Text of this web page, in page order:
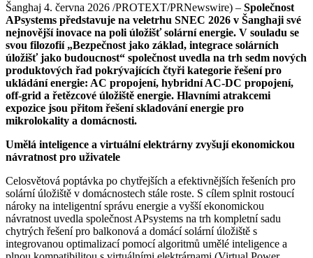
Šanghaj 4. června 2026 /PROTEXT/PRNewswire) – Společnost
APsystems představuje na veletrhu SNEC 2026 v Šanghaji své
nejnovější inovace na poli úložišť solární energie. V souladu se
svou filozofií „Bezpečnost jako základ, integrace solárních
úložišť jako budoucnost“ společnost uvedla na trh sedm nových
produktových řad pokrývajících čtyři kategorie řešení pro
ukládání energie: AC propojení, hybridní AC-DC propojení,
off-grid a řetězcové úložiště energie. Hlavními atrakcemi
expozice jsou přitom řešení skladování energie pro
mikrolokality a domácnosti.
Umělá inteligence a virtuální elektrárny zvyšují ekonomickou
návratnost pro uživatele
Celosvětová poptávka po chytřejších a efektivnějších řešeních pro
solární úložiště v domácnostech stále roste. S cílem splnit rostoucí
nároky na inteligentní správu energie a vyšší ekonomickou
návratnost uvedla společnost APsystems na trh kompletní sadu
chytrých řešení pro balkonová a domácí solární úložiště s
integrovanou optimalizací pomocí algoritmů umělé inteligence a